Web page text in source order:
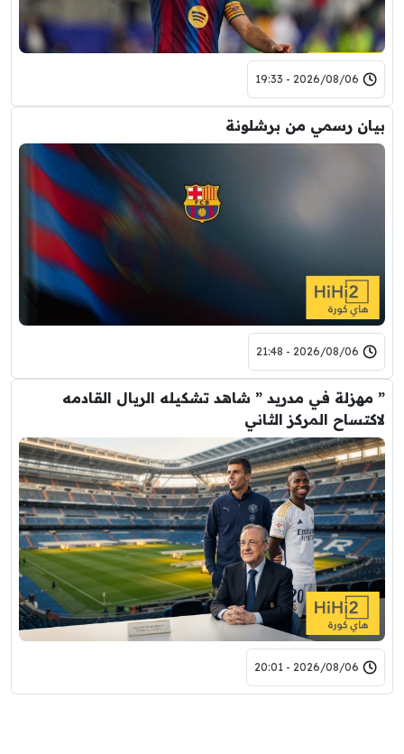
2026/08/06 - 19:33
بيان رسمي من برشلونة
2026/08/06 - 21:48
” مهزلة في مدريد ” شاهد تشكيله الريال القادمه
لاكتساح المركز الثاني
2026/08/06 - 20:01